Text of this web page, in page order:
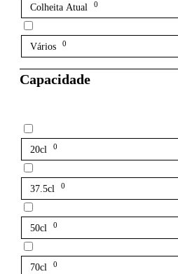
Colheita Atual 0
Vários 0
Capacidade
20cl 0
37.5cl 0
50cl 0
70cl 0